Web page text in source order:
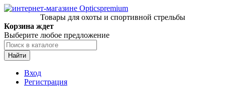
Товары для охоты и спортивной стрельбы
Корзина ждет
Выберите любое предложение
Найти
Вход
Регистрация